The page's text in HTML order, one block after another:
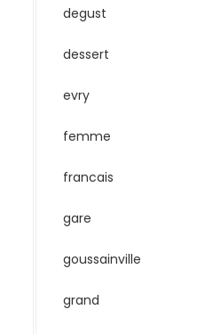
degust
dessert
evry
femme
francais
gare
goussainville
grand